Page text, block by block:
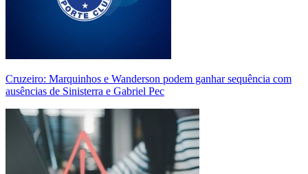
Cruzeiro: Marquinhos e Wanderson podem ganhar sequência com
ausências de Sinisterra e Gabriel Pec